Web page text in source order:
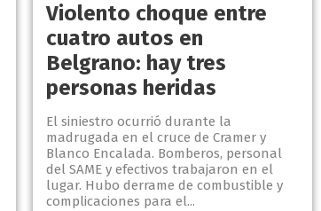
Violento choque entre
cuatro autos en
Belgrano: hay tres
personas heridas
El siniestro ocurrió durante la
madrugada en el cruce de Cramer y
Blanco Encalada. Bomberos, personal
del SAME y efectivos trabajaron en el
lugar. Hubo derrame de combustible y
complicaciones para el...